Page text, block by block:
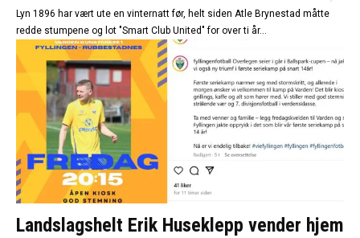
Lyn 1896 har vært ute en vinternatt før, helt siden Atle Brynestad måtte
redde stumpene og lot "Smart Club United" for over ti år...
Landslagshelt Erik Huseklepp vender hjem